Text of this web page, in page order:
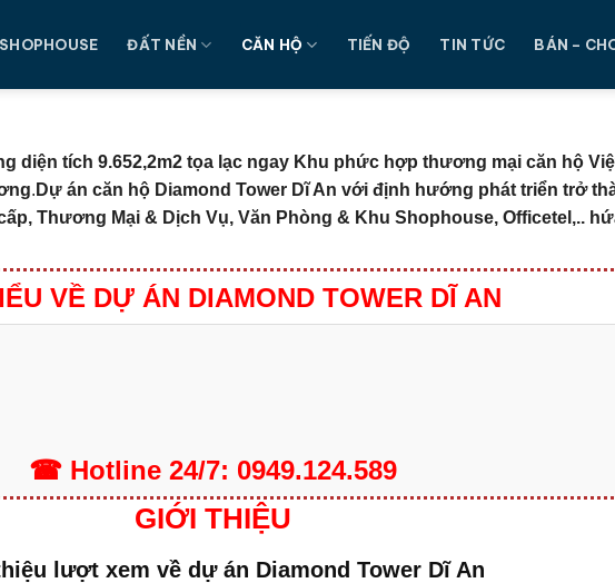
ĐẤT NỀN CĂN HỘ TIẾN ĐỘ TIN TỨC BÁN –
diện tích 9.652,2m2 tọa lạc ngay Khu phức hợp thương mại căn hộ
. Dự án căn hộ Diamond Tower Dĩ An với định hướng phát triển trở
Thương Mại & Dịch Vụ, Văn Phòng & Khu Shophouse, Officetel,..
VỀ DỰ ÁN DIAMOND TOWER DĨ AN
☎ Hotline 24/7: 0949.124.589
GIỚI THIỆU
lượt xem về dự án Diamond Tower Dĩ An